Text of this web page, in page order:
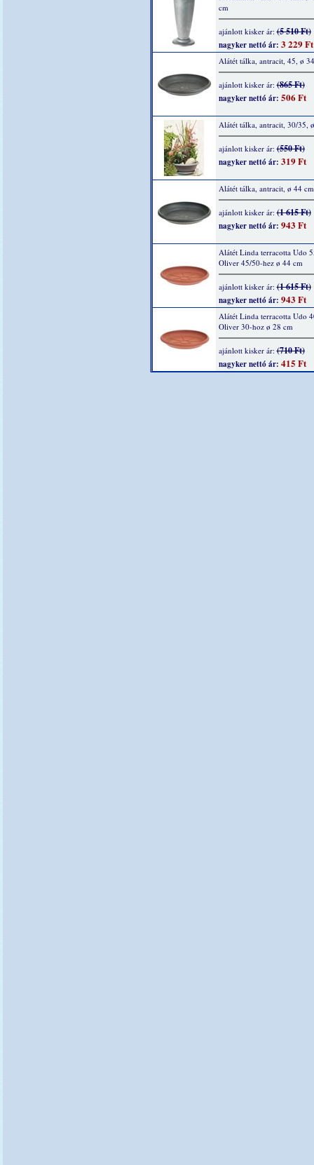
cm
ajánlott kisker ár:(5 510 Ft)
nagyker nettó ár: 3 229 Ft
Alátét tálka, antracit, 45, ø
ajánlott kisker ár:(865 Ft)
nagyker nettó ár: 506 Ft
Alátét tálka, antracit, 30/35,
ajánlott kisker ár:(550 Ft)
nagyker nettó ár: 319 Ft
Alátét tálka, antracit, ø 44 cm
ajánlott kisker ár:(1 615 Ft)
nagyker nettó ár: 943 Ft
Alátét Linda terracotta Udo
Oliver 45/50-hez ø 44 cm
ajánlott kisker ár:(1 615 Ft)
nagyker nettó ár: 943 Ft
Alátét Linda terracotta Udo
Oliver 30-hoz ø 28 cm
ajánlott kisker ár:(710 Ft)
nagyker nettó ár: 415 Ft